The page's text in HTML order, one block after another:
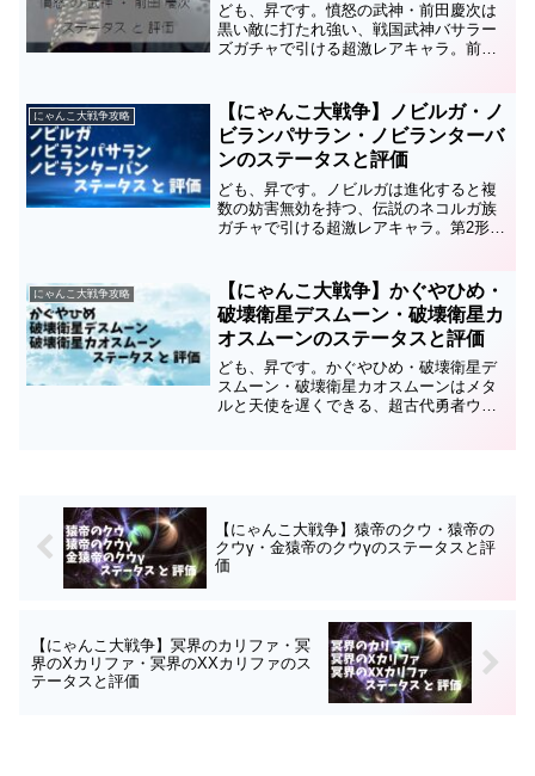
ども、昇です。憤怒の武神・前田慶次は
黒い敵に打たれ強い、戦国武神バサラー
ズガチャで引ける超激レアキャラ。前田
テータスと評価についてまとめているの
で、育成の順番や編成、...
にゃんこ大戦争攻略
【にゃんこ大戦争】ノビルガ・ノ
ビランパサラン・ノビランターバ
ンのステータスと評価
ども、昇です。ノビルガは進化すると複
数の妨害無効を持つ、伝説のネコルガ族
ガチャで引ける超激レアキャラ。第2形態
と評価についてまとめているので、育成
の順番や編成、キャッ...
にゃんこ大戦争攻略
【にゃんこ大戦争】かぐやひめ・
破壊衛星デスムーン・破壊衛星カ
オスムーンのステータスと評価
ども、昇です。かぐやひめ・破壊衛星デ
スムーン・破壊衛星カオスムーンはメタ
ルと天使を遅くできる、超古代勇者ウル
【にゃんこ大戦争】猿帝のクウ・猿帝の
クウγ・金猿帝のクウγのステータスと評
価
【にゃんこ大戦争】冥界のカリファ・冥
界のXカリファ・冥界のXXカリファのス
テータスと評価